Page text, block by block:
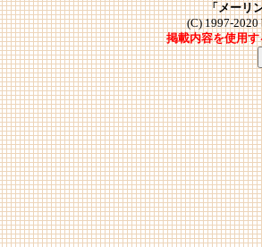
「メーリ
(C) 1997-2020
掲載内容を使用